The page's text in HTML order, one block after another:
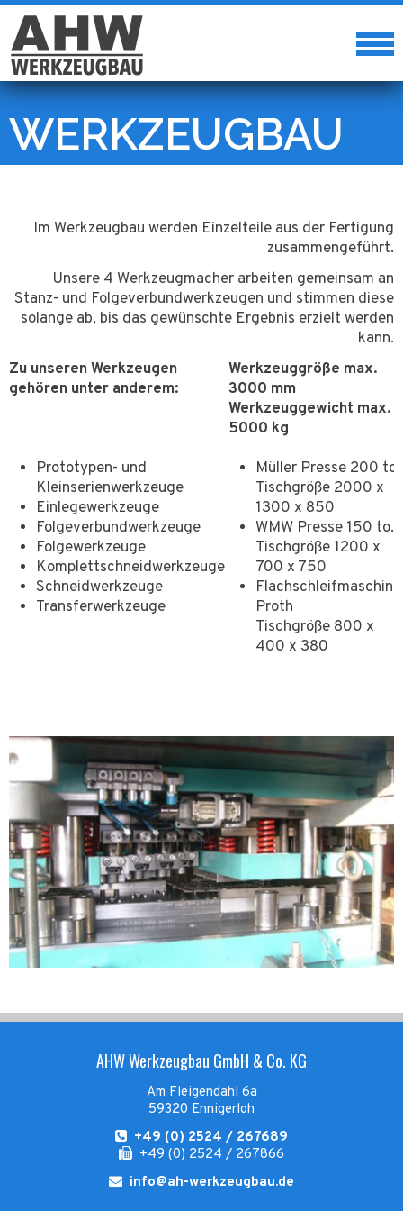
WERKZEUGBAU
Im Werkzeugbau werden Einzelteile aus der Fertigung
zusammengeführt.
Unsere 4 Werkzeugmacher arbeiten gemeinsam an
Stanz- und Folgeverbundwerkzeugen und stimmen diese
solange ab, bis das gewünschte Ergebnis erzielt werden
kann.
Zu unseren Werkzeugen
gehören unter anderem:
Werkzeuggröße max.
3000 mm
Werkzeuggewicht max.
5000 kg
Prototypen- und
Kleinserienwerkzeuge
Einlegewerkzeuge
Folgeverbundwerkzeuge
Folgewerkzeuge
Komplettschneidwerkzeuge
Schneidwerkzeuge
Transferwerkzeuge
Müller Presse 200 to.
Tischgröße 2000 x
1300 x 850
WMW Presse 150 to.
Tischgröße 1200 x
700 x 750
Flachschleifmaschine
Proth
Tischgröße 800 x
400 x 380
AHW Werkzeugbau GmbH & Co. KG
Am Fleigendahl 6a
59320 Ennigerloh
+49 (0) 2524 / 267689
+49 (0) 2524 / 267866
info@ah-werkzeugbau.de